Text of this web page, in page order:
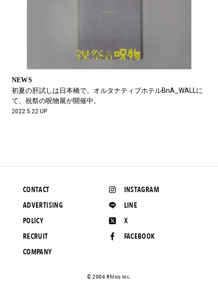
#FOCUS IT #AH.H
#ととけん #FASHION #MUSIC #MOVIE
#LIFESTYLE
#SPORTS #HANDSOME HANDBOOK
NEWS
初夏の肝試しは日本橋で。オルタナティブホテルBnA_WALLに
て、祝祭の呪物展が開催中。
2022.5.22 UP
INSTAGRAM
LINE
X
FACEBOOK
CONTACT
ADVERTISING
POLICY
RECRUIT
COMPANY
©️ 2004 Rhino Inc.